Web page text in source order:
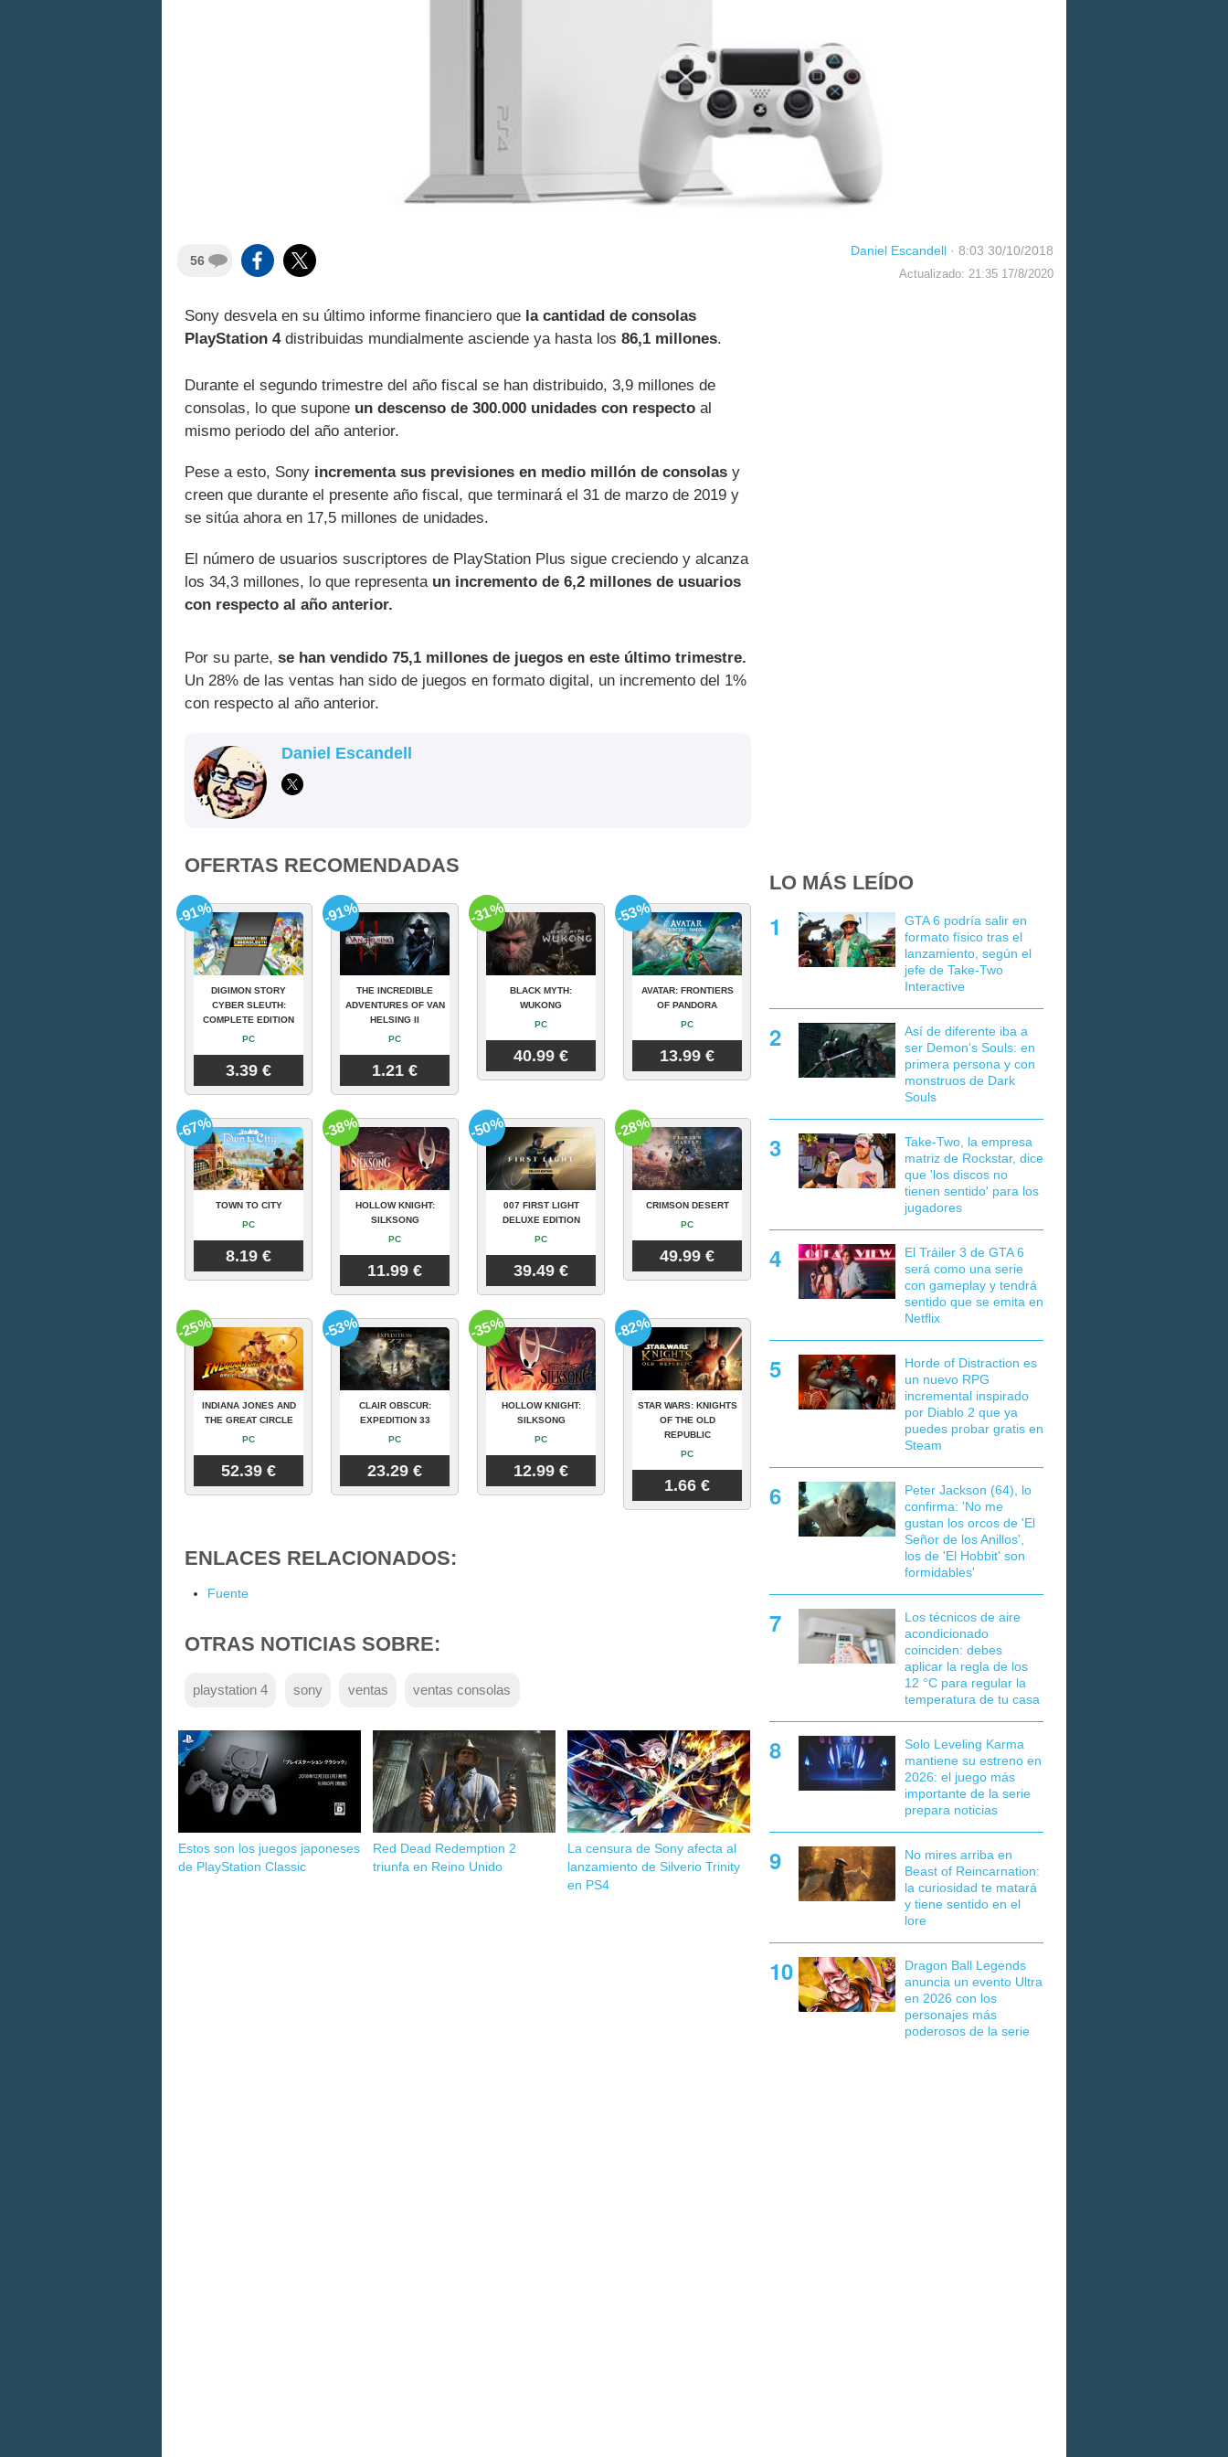
56
Daniel Escandell · 8:03 30/10/2018
Actualizado: 21:35 17/8/2020
Sony desvela en su último informe financiero que la cantidad de consolas
PlayStation 4distribuidas mundialmente asciende ya hasta los 86,1 millones.
Durante el segundo trimestre del año fiscal se han distribuido, 3,9 millones de
consolas, lo que supone un descenso de 300.000 unidades con respecto al
mismo periodo del año anterior.
Pese a esto, Sony incrementa sus previsiones en medio millón de consolas y
creen que durante el presente año fiscal, que terminará el 31 de marzo de 2019 y
se sitúa ahora en 17,5 millones de unidades.
El número de usuarios suscriptores de PlayStation Plus sigue creciendo y alcanza
los 34,3 millones, lo que representa un incremento de 6,2 millones de usuarios
con respecto al año anterior.
Por su parte, se han vendido 75,1 millones de juegos en este último trimestre.
Un 28% de las ventas han sido de juegos en formato digital, un incremento del 1%
con respecto al año anterior.
Daniel Escandell
OFERTAS RECOMENDADAS
DIGIMON STORY
CYBER SLEUTH:
COMPLETE EDITION
PC
3.39 €
-91%
THE INCREDIBLE
ADVENTURES OF VAN
HELSING II
PC
1.21 €
-91%
BLACK MYTH:
WUKONG
PC
40.99 €
-31%
AVATAR: FRONTIERS
OF PANDORA
PC
13.99 €
-53%
TOWN TO CITY
PC
8.19 €
-67%
HOLLOW KNIGHT:
SILKSONG
PC
11.99 €
-38%
007 FIRST LIGHT
DELUXE EDITION
PC
39.49 €
-50%
CRIMSON DESERT
PC
49.99 €
-28%
INDIANA JONES AND
THE GREAT CIRCLE
PC
52.39 €
-25%
CLAIR OBSCUR:
EXPEDITION 33
PC
23.29 €
-53%
HOLLOW KNIGHT:
SILKSONG
PC
12.99 €
-35%
STAR WARS: KNIGHTS
OF THE OLD
REPUBLIC
PC
1.66 €
-82%
ENLACES RELACIONADOS:
Fuente
OTRAS NOTICIAS SOBRE:
playstation 4 sony ventas ventas consolas
Estos son los juegos japoneses
de PlayStation Classic
Red Dead Redemption 2
triunfa en Reino Unido
La censura de Sony afecta al
lanzamiento de Silverio Trinity
en PS4
LO MÁS LEÍDO
GTA 6 podría salir en
formato físico tras el
lanzamiento, según el
jefe de Take-Two
Interactive
Así de diferente iba a
ser Demon's Souls: en
primera persona y con
monstruos de Dark
Souls
Take-Two, la empresa
matriz de Rockstar, dice
que 'los discos no
tienen sentido' para los
jugadores
El Tráiler 3 de GTA 6
será como una serie
con gameplay y tendrá
sentido que se emita en
Netflix
Horde of Distraction es
un nuevo RPG
incremental inspirado
por Diablo 2 que ya
puedes probar gratis en
Steam
Peter Jackson (64), lo
confirma: 'No me
gustan los orcos de 'El
Señor de los Anillos',
los de 'El Hobbit' son
formidables'
Los técnicos de aire
acondicionado
coinciden: debes
aplicar la regla de los
12 °C para regular la
temperatura de tu casa
Solo Leveling Karma
mantiene su estreno en
2026: el juego más
importante de la serie
prepara noticias
No mires arriba en
Beast of Reincarnation:
la curiosidad te matará
y tiene sentido en el
lore
Dragon Ball Legends
anuncia un evento Ultra
en 2026 con los
personajes más
poderosos de la serie